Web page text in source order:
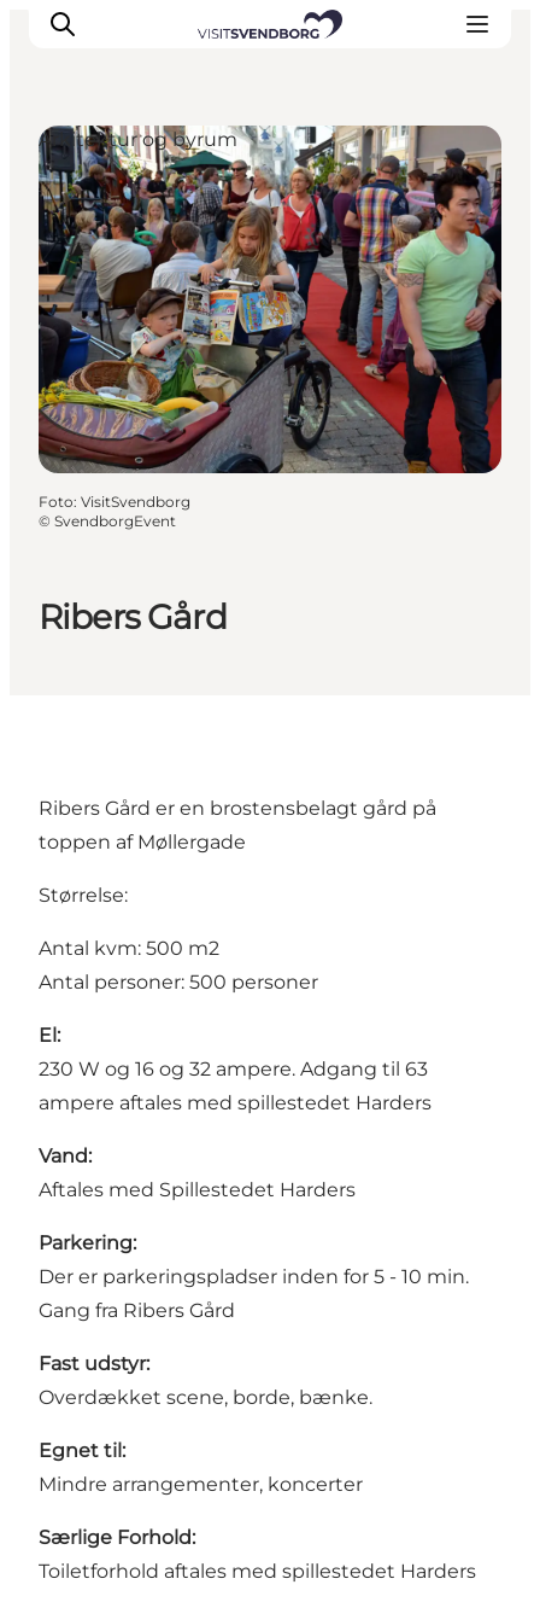
Oplev kultur & natur
Det sker i Svendborg
Spis og drik
handelsbyen Svendborg
Overnatning
Planlæg din tur
Ribers Gård
Arkitektur og byrum
Foto: VisitSvendborg
© SvendborgEvent
Ribers Gård er en brostensbelagt gård på
toppen af Møllergade
Størrelse:
Antal kvm: 500 m2
Antal personer: 500 personer
El:
230 W og 16 og 32 ampere. Adgang til 63
ampere aftales med spillestedet Harders
Vand:
Aftales med Spillestedet Harders
Parkering:
Der er parkeringspladser inden for 5 - 10 min.
Gang fra Ribers Gård
Fast udstyr:
Overdækket scene, borde, bænke.
Egnet til:
Mindre arrangementer, koncerter
Særlige Forhold:
Toiletforhold aftales med spillestedet Harders